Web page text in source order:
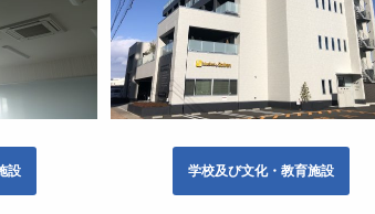
設 学校及び文化・教育施設